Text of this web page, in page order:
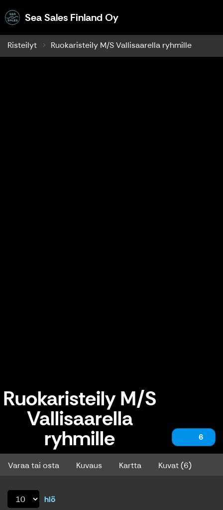
Sea Sales Finland OySea Sales Finland Oy
Risteilyt Ruokaristeily M/S Vallisaarella ryhmille
Ruokaristeily M/S
Vallisaarella
ryhmille 6
Ruokaristeily M/S Vallisaarella ryhmille
Varaa tai osta Kuvaus Kartta Kuvat (6)
hlö